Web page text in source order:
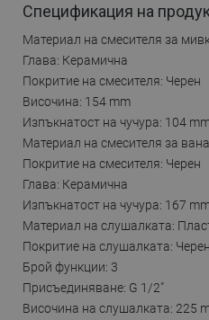
Спецификация на
Материал на смесителя за
Глава: Керамична
Покритие на смесителя: Черен
Височина: 154 mm
Изпъкнатост на чучура: 104
Материал на смесителя за
Покритие на смесителя: Черен
Глава: Керамична
Изпъкнатост на чучура: 167
Материал на слушалката:
Покритие на слушалката: Черен
Брой функции: 3
Присъединяване: G 1/2"
Височина на слушалката: 225